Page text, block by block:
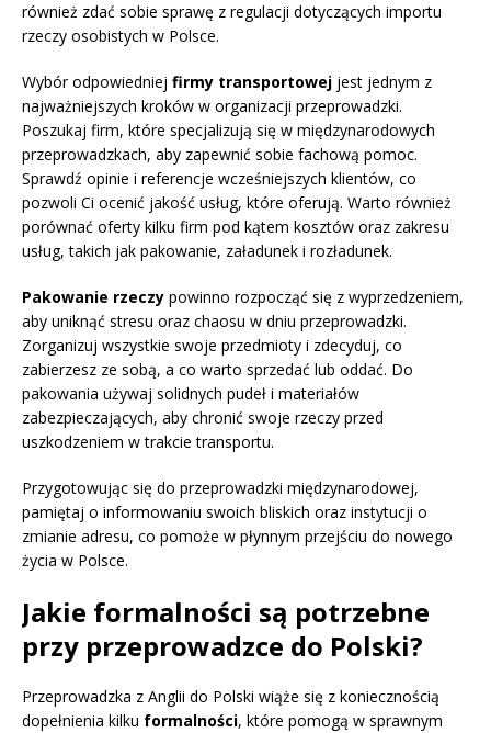
również zdać sobie sprawę z regulacji dotyczących importu
rzeczy osobistych w Polsce.
Wybór odpowiedniej firmy transportowej jest jednym z
najważniejszych kroków w organizacji przeprowadzki.
Poszukaj firm, które specjalizują się w międzynarodowych
przeprowadzkach, aby zapewnić sobie fachową pomoc.
Sprawdź opinie i referencje wcześniejszych klientów, co
pozwoli Ci ocenić jakość usług, które oferują. Warto również
porównać oferty kilku firm pod kątem kosztów oraz zakresu
usług, takich jak pakowanie, załadunek i rozładunek.
Pakowanie rzeczy powinno rozpocząć się z wyprzedzeniem,
aby uniknąć stresu oraz chaosu w dniu przeprowadzki.
Zorganizuj wszystkie swoje przedmioty i zdecyduj, co
zabierzesz ze sobą, a co warto sprzedać lub oddać. Do
pakowania używaj solidnych pudeł i materiałów
zabezpieczających, aby chronić swoje rzeczy przed
uszkodzeniem w trakcie transportu.
Przygotowując się do przeprowadzki międzynarodowej,
pamiętaj o informowaniu swoich bliskich oraz instytucji o
zmianie adresu, co pomoże w płynnym przejściu do nowego
życia w Polsce.
Jakie formalności są potrzebne
przy przeprowadzce do Polski?
Przeprowadzka z Anglii do Polski wiąże się z koniecznością
dopełnienia kilku formalności, które pomogą w sprawnym